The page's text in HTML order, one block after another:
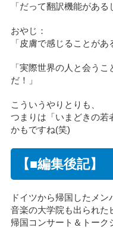
「だって翻訳機能がある
おやじ：
「皮膚で感じることがあ
「実際世界の人と会う
だ！」
こういうやりとりも、
つまりは「いまどきの若
かもですね(笑)
【■編集後記】
ドイツから帰国したメン
音楽の大学院も出られた
帰国コンサート＆トーク